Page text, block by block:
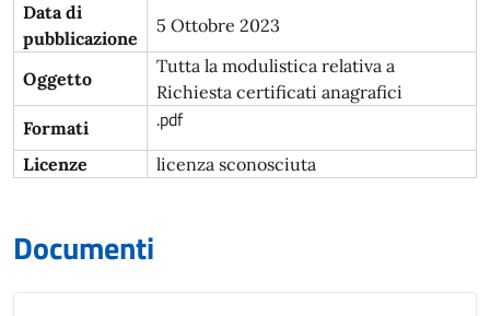
Data di
pubblicazione
5 Ottobre 2023
Oggetto
Tutta la modulistica relativa a
Richiesta certificati anagrafici
Formati
.pdf
Licenze licenza sconosciuta
Documenti